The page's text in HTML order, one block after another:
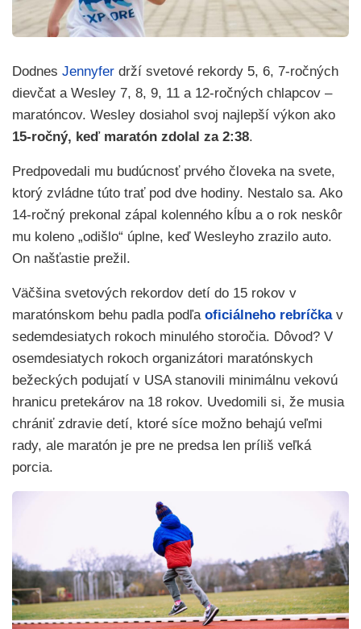
Dodnes Jennyfer drží svetové rekordy 5, 6, 7-ročných
dievčat a Wesley 7, 8, 9, 11 a 12-ročných chlapcov –
maratóncov. Wesley dosiahol svoj najlepší výkon ako
15-ročný, keď maratón zdolal za 2:38.
Predpovedali mu budúcnosť prvého človeka na svete,
ktorý zvládne túto trať pod dve hodiny. Nestalo sa. Ako
14-ročný prekonal zápal kolenného kĺbu a o rok neskôr
mu koleno „odišlo“ úplne, keď Wesleyho zrazilo auto.
On našťastie prežil.
Väčšina svetových rekordov detí do 15 rokov v
maratónskom behu padla podľa oficiálneho rebríčkav
sedemdesiatych rokoch minulého storočia. Dôvod? V
osemdesiatych rokoch organizátori maratónskych
bežeckých podujatí v USA stanovili minimálnu vekovú
hranicu pretekárov na 18 rokov. Uvedomili si, že musia
chrániť zdravie detí, ktoré síce možno behajú veľmi
rady, ale maratón je pre ne predsa len príliš veľká
porcia.